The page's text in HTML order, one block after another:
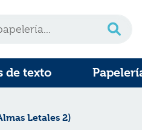
de texto
Letales 2)